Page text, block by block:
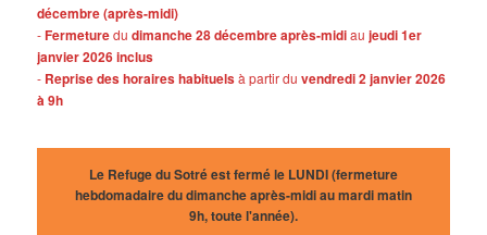
décembre (après-midi)
-Fermeturedudimanche 28 décembre après-midiaujeudi 1er
janvier 2026 inclus
- Reprise des horaires habituelsà partir duvendredi 2 janvier 2026
à 9h
Le Refuge du Sotré est fermé le LUNDI (fermeture
hebdomadaire du dimanche après-midi au mardi matin
9h, toute l'année).